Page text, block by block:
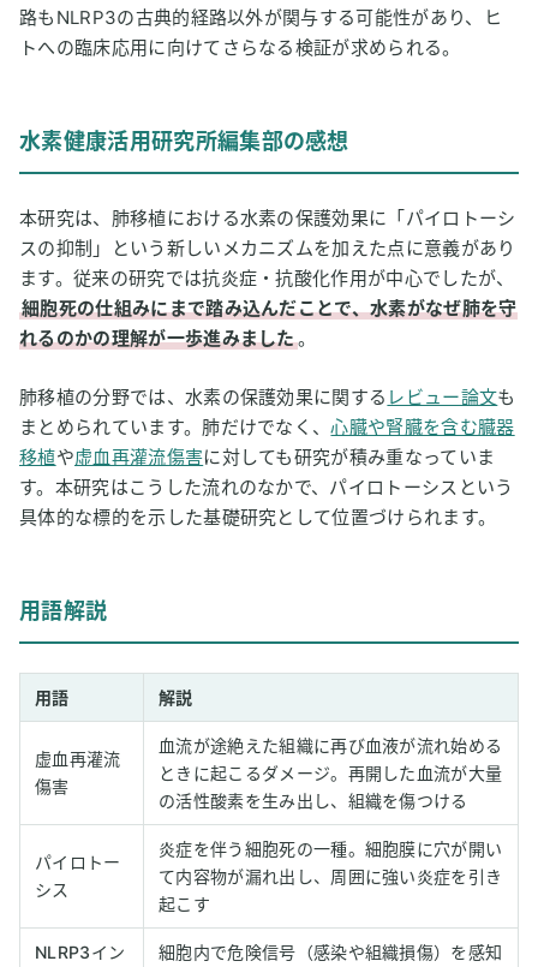
路もNLRP3の古典的経路以外が関与する可能性があり、ヒ
トへの臨床応用に向けてさらなる検証が求められる。
水素健康活用研究所編集部の感想
本研究は、肺移植における水素の保護効果に「パイロトーシ
スの抑制」という新しいメカニズムを加えた点に意義があり
ます。従来の研究では抗炎症・抗酸化作用が中心でしたが、
細胞死の仕組みにまで踏み込んだことで、水素がなぜ肺を守
れるのかの理解が一歩進みました。
肺移植の分野では、水素の保護効果に関する レビュー論文も
まとめられています。肺だけでなく、心臓や腎臓を含む臓器
移植や虚血再灌流傷害に対しても研究が積み重なっていま
す。本研究はこうした流れのなかで、パイロトーシスという
具体的な標的を示した基礎研究として位置づけられます。
用語解説
用語 解説
虚血再灌流
傷害
血流が途絶えた組織に再び血液が流れ始める
ときに起こるダメージ。再開した血流が大量
の活性酸素を生み出し、組織を傷つける
パイロトー
シス
炎症を伴う細胞死の一種。細胞膜に穴が開い
て内容物が漏れ出し、周囲に強い炎症を引き
起こす
NLRP3イン 細胞内で危険信号（感染や組織損傷）を感知